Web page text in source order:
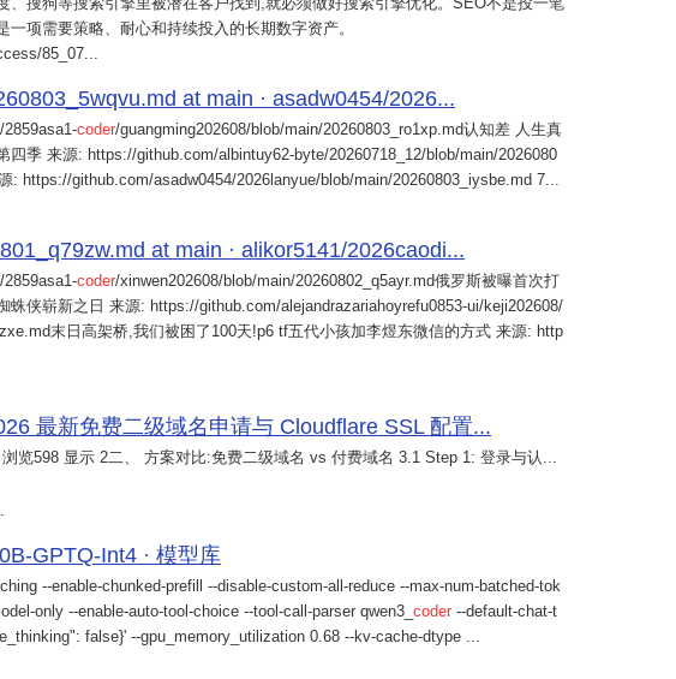
一项需要策略、耐心和持续投入的长期数字资产。
85_07...
at main · asadw0454/2026...
coder/guangming202608/blob/main/20260803_ro1xp.md认知差 人生真
四季 来源: https://github.com/albintuy62-byte/20260718_12/blob/main/2026080
: https://github.com/asadw0454/2026lanyue/blob/main/20260803_iysbe.md 7...
at main · alikor5141/2026caodi...
coder/xinwen202608/blob/main/20260802_q5ayr.md俄罗斯被曝首次打
蛛侠崭新之日 来源: https://github.com/alejandrazariahoyrefu0853-ui/keji202608/
末日高架桥,我们被困了100天!p6 tf五代小孩加李煜东微信的方式 来源: http
最新免费二级域名申请与 Cloudflare SSL 配置...
浏览598 显示 2二、 方案对比:免费二级域名 vs 付费域名 3.1 Step 1: 登录与认...
GPTQ-Int4 · 模型库
--enable-chunked-prefill --disable-custom-all-reduce --max-num-batched-tok
only --enable-auto-tool-choice --tool-call-parser qwen3_ coder --default-chat-t
false}' --gpu_memory_utilization 0.68 --kv-cache-dtype ...